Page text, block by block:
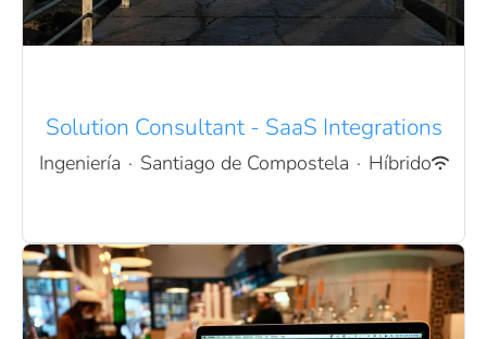
Solution Consultant - SaaS Integrations
Ingeniería · Santiago de Compostela · Híbrido